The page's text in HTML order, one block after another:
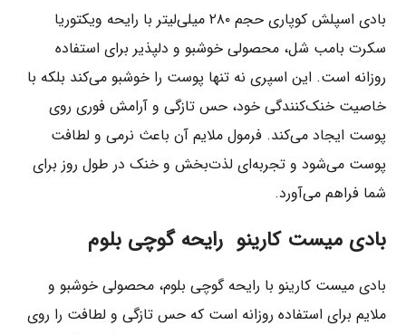
بادی اسپلش کوپاری حجم ۲۸۰ میلی‌لیتر با رایحه ویکتوریا
سکرت بامب شل، محصولی خوشبو و دلپذیر برای استفاده
روزانه است. این اسپری نه تنها پوست را خوشبو می‌کند بلکه با
خاصیت خنک‌کنندگی خود، حس تازگی و آرامش فوری روی
پوست ایجاد می‌کند. فرمول ملایم آن باعث نرمی و لطافت
پوست می‌شود و تجربه‌ای لذت‌بخش و خنک در طول روز برای
شما فراهم می‌آورد.
بادی میست کارینو رایحه گوچی بلوم
بادی میست کارینو با رایحه گوچی بلوم، محصولی خوشبو و
ملایم برای استفاده روزانه است که حس تازگی و لطافت را روی